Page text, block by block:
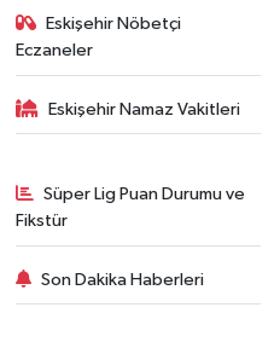
Eskişehir Nöbetçi
Eczaneler
Eskişehir Namaz Vakitleri
Süper Lig Puan Durumu ve
Fikstür
Son Dakika Haberleri